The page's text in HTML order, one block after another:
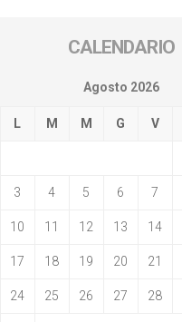
CALENDARIO
Agosto 2026
L M M G V
3 4 5 6 7
10 11 12 13 14
17 18 19 20 21
24 25 26 27 28